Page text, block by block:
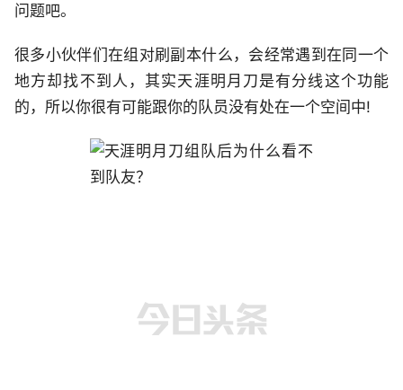
问题吧。
很多小伙伴们在组对刷副本什么，会经常遇到在同一个
地方却找不到人，其实天涯明月刀是有分线这个功能
的，所以你很有可能跟你的队员没有处在一个空间中!